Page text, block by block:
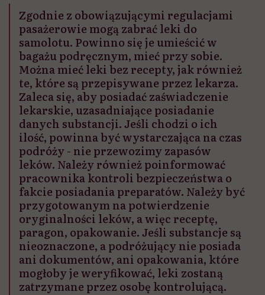
Zgodnie z obowiązującymi regulacjami
pasażerowie mogą zabrać leki do
samolotu. Powinno się je umieścić w
bagażu podręcznym, mieć przy sobie.
Można mieć leki bez recepty, jak również
te, które są przepisywane przez lekarza.
Zaleca się, aby posiadać zaświadczenie
lekarskie, uzasadniające posiadanie
danych substancji. Jeśli chodzi o ich
ilość, powinna być wystarczająca na czas
podróży - nie przewozimy zapasów
leków. Należy również poinformować
pracownika kontroli bezpieczeństwa o
fakcie posiadania preparatów. Należy być
przygotowanym na potwierdzenie
oryginalności leków, a więc receptę,
paragon, opakowanie. Jeśli substancje są
nieoznaczone, a podróżujący nie posiada
ani dokumentów, ani opakowania, które
mogłoby je weryfikować, leki zostaną
zatrzymane przez osobę kontrolującą.